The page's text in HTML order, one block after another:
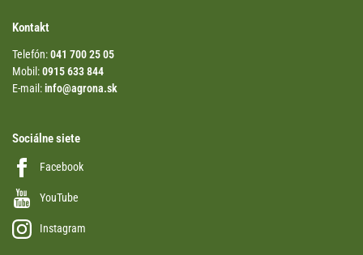
Kontakt
Telefón:041 700 25 05
Mobil:0915 633 844
E-mail:info@agrona.sk
Sociálne siete
Facebook
YouTube
Instagram